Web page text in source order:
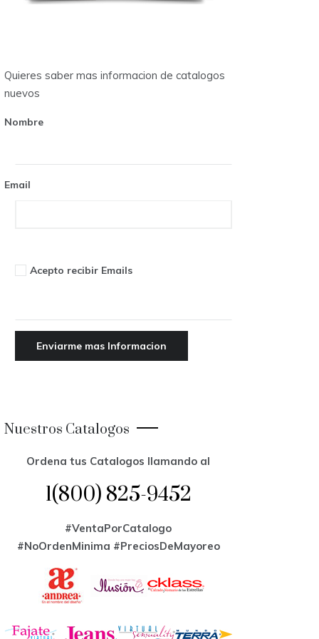
Quieres saber mas informacion de catalogos
nuevos
Nombre
Email
Acepto recibir Emails
Nuestros Catalogos
Ordena tus Catalogos llamando al
1(800) 825-9452
#VentaPorCatalogo
#NoOrdenMinima #PreciosDeMayoreo